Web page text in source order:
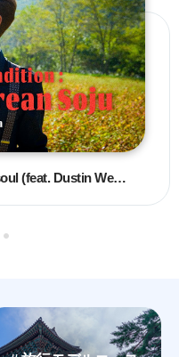
Not a glass of sool, but a soul (feat. Dustin Wessa)